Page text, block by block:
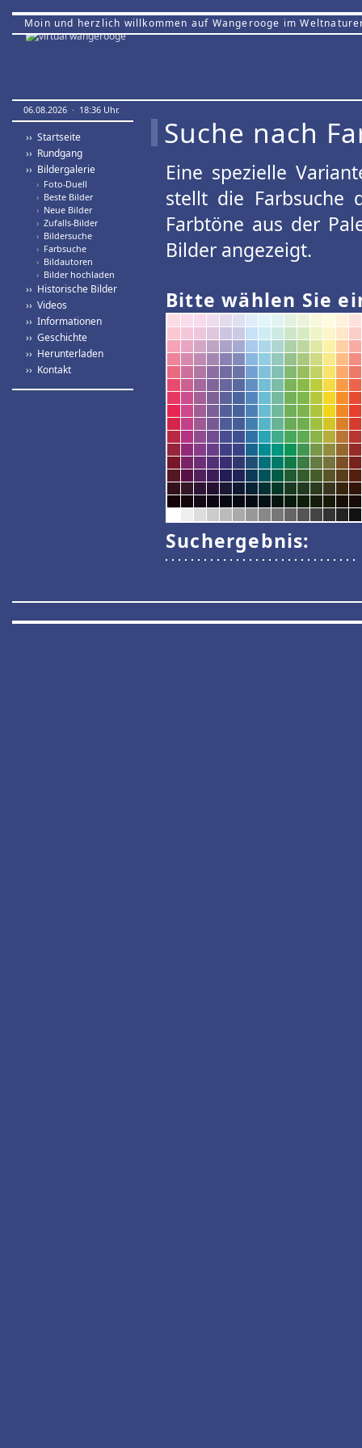
Moin und herzlich willkommen auf Wangerooge im
06.08.2026 · 18:36 Uhr.
›› Startseite
›› Rundgang
›› Bildergalerie
› Foto-Duell
› Beste Bilder
› Neue Bilder
› Zufalls-Bilder
› Bildersuche
› Farbsuche
› Bildautoren
› Bilder hochladen
›› Historische Bilder
›› Videos
›› Informationen
›› Geschichte
›› Herunterladen
›› Kontakt
Suche nach
Eine spezielle
stellt die Farbsuche
Farbtöne aus der
Bilder angezeigt.
Bitte wählen Sie
Suchergebnis: